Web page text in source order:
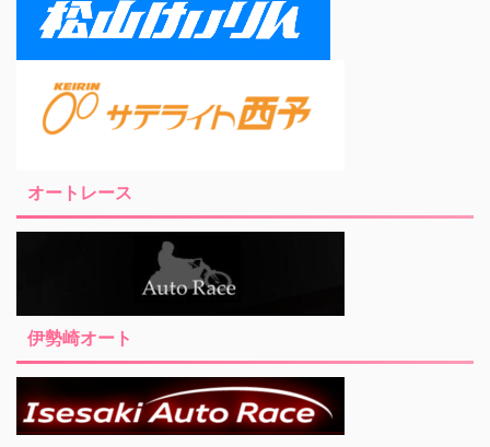
オートレース
伊勢崎オート